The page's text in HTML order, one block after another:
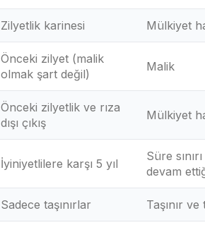
Zilyetlik karinesi Mülkiyet
Önceki zilyet (malik
olmak şart değil)
Malik
Önceki zilyetlik ve rıza
dışı çıkış
Mülkiyet
İyiniyetlilere karşı 5 yıl
Süre
devam
Sadece taşınırlar Taşınır